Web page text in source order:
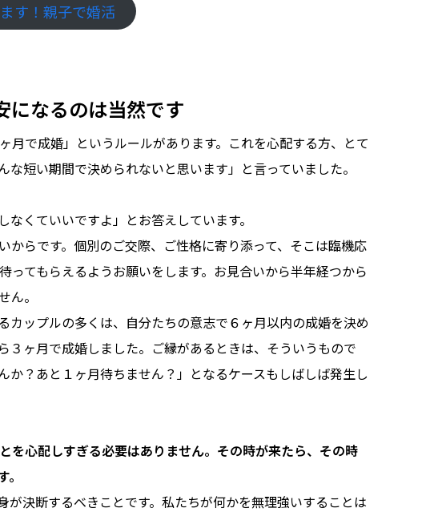
す！親子で婚活
になるのは当然です
で成婚」というルールがあります。これを心配する方、とて
短い期間で決められないと思います」と言っていました。
くていいですよ」とお答えしています。
らです。個別のご交際、ご性格に寄り添って、そこは臨機応
てもらえるようお願いをします。お見合いから半年経つから
ん。
カップルの多くは、自分たちの意志で６ヶ月以内の成婚を決め
３ヶ月で成婚しました。ご縁があるときは、そういうもので
？あと１ヶ月待ちません？」となるケースもしばしば発生し
を心配しすぎる必要はありません。その時が来たら、その時
決断するべきことです。私たちが何かを無理強いすることは